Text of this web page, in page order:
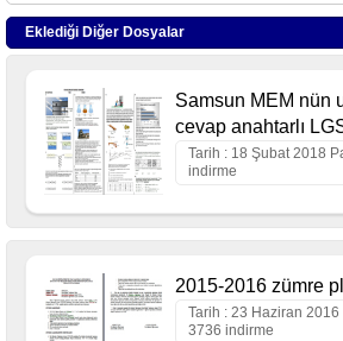
Eklediği Diğer Dosyalar
Samsun MEM nün
cevap anahtarlı
Tarih : 18 Şubat 2018
indirme
2015-2016 zümre
Tarih : 23 Haziran
3736 indirme